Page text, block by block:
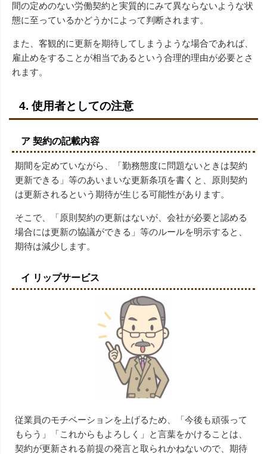
間の定めのない労働契約と実質的にみて異ならないような状
態に至っているかどうかによって判断されます。
また、客観的に更新を期待してしまうような場合であれば、
雇止めをすることが相当であるという合理的理由が必要とさ
れます。
4. 使用者としての注意
ア 契約の記載内容
期間を定めていながら、「勤務態度に問題ないときは契約
更新できる」等のあいまいな更新条項を書くと、原則契約
は更新されるという期待が生じる可能性があります。
そこで、「原則契約の更新はないが、会社が必要と認める
場合には更新の協議ができる」等のルールを明示すると、
期待は減少します。
イ リップサービス
従業員のモチベーションを上げるため、「今後も頑張って
もらう」「これからもよろしく」と言葉をかけることは、
契約が更新される前提の発言と取られかねないので、期待